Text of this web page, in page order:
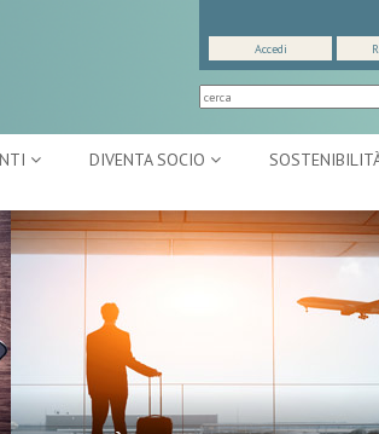
Accedi
DIVENTA SOCIO